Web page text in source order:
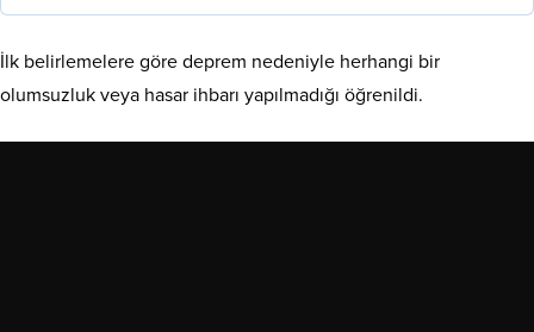
İlk belirlemelere göre deprem nedeniyle herhangi bir
olumsuzluk veya hasar ihbarı yapılmadığı öğrenildi.